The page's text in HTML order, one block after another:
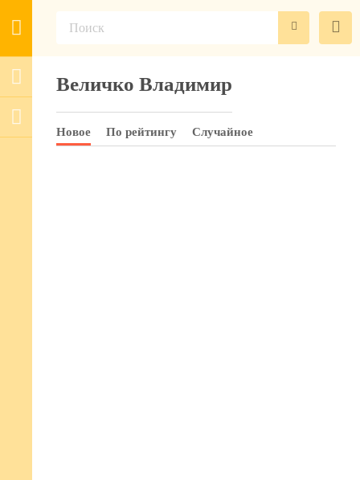
Величко Владимир
Новое По рейтингу Случайное